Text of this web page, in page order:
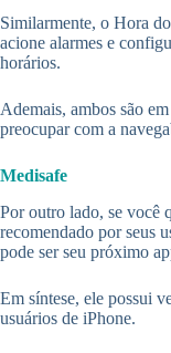
Similarmente, o Hora
acione alarmes e
horários.
Ademais, ambos são
preocupar com a
Medisafe
Por outro lado, se você
recomendado por seus
pode ser seu próximo
Em síntese, ele possui
usuários de iPhone.